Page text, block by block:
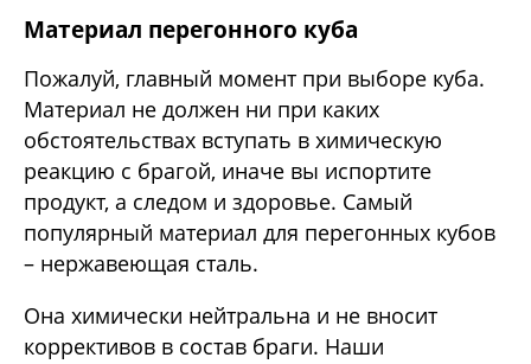
Материал перегонного куба
Пожалуй, главный момент при выборе куба.
Материал не должен ни при каких
обстоятельствах вступать в химическую
реакцию с брагой, иначе вы испортите
продукт, а следом и здоровье. Самый
популярный материал для перегонных кубов
– нержавеющая сталь.
Она химически нейтральна и не вносит
коррективов в состав браги. Наши